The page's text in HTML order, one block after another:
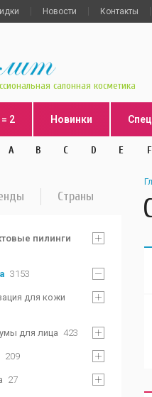
Новости Контакты
салонная косметика
= 2 Новинки
A B C D E F
Страны
пилинги
3153
для кожи
для лица 423
209
27